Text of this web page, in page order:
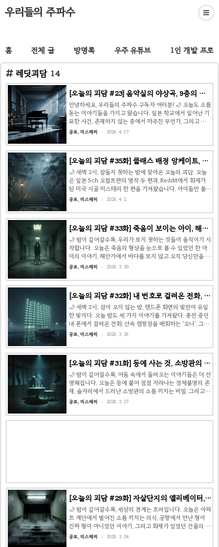
우리들의 주파수
홈 전체 글 방명록 우주 유튜브 1인 개발 프로
레딧괴담 14
[오늘의 괴담 #23] 음악실의 야상곡, 9층의 비
밀, 그리고 죽은 남편의 메시지 👻
안녕하세요, 우리들의 주파수 구독자 여러분! 🌙 오늘도 소름
돋는 이야기들을 가지고 왔습니다. 일본 학교에서 일어난 기
묘한 사건, 존재하지 않는 층에서 마주친 무언가, 그리고 세
상을 떠난 남편에게서 온 마지막 경고까지. 불 꺼진 방에서
음악실의 야상곡출처: 일본 학교 오컬트 체험담 (5ch 불가사
그날은 2학기 발표회를 이틀 앞둔 늦은 저녁이었습니다. 학
교에 남아 다음 날 수업 준비를 마치고, 3층 음악실에 악보를
두고 온 것을 깨달았습니다. 복도는 이미 불이 꺼진 상태였
고, 비상구 표시등의 희미한 붉은빛만이 바닥을 비추고 있었
습니다. 음악실 문 앞에 다가섰을 때였습니다. 안에서..
공포, 미스테리 2026. 4. 17.
[오늘의 괴담 #35화] 클래스 배정 앙케이트, 옥
수수밭의 실종, 그리고 킨킨상 👻
🌙 새벽 2시, 잠들지 못하는 밤에 찾아온 오늘의 괴담. 오늘
은 일본 5ch 오컬트판의 명작 두 편과, Reddit에서 화제가
된 미국 시골 미스테리 한 편을 가져왔습니다. 아이들만 볼
수 있는 존재, 어린 시절의 치명적 선택, 그리고 옥수수밭에
기 1: 킨킨상 — 아이들에게만 보이는 존재 (5ch 洒落怖) 유
상'이라는 존재를 보고 있었다. 말로 설명하기 어려운 존재였
는데, 유치원생 정도로 보이지만 분명히 사람은 아니었다. 아
이들은 매일 킨킨상과 놀았다고 했고, 보이는 아이들끼리는
자연스럽게 이야기를 나눴다. 나는 킨킨상이 보이지 않는 쪽
이었다. 어느 날, 보이는 아이들이 나에게 물었다..
공포, 미스테리 2026. 4. 2.
[오늘의 괴담 #33화] 죽음이 보이는 아이, 해안
가의 시선, 그리고 2층의 대답 👻
🌙 밤이 깊어갈수록, 우리가 보지 못하는 것들이 움직이기 시
작합니다. 오늘은 죽음의 형상을 눈으로 볼 수 있었던 한 아
이의 이야기, 해안가에서 바다를 보지 않고 오직 당신만을 응
시하던 사람들, 그리고 엄마를 불렀더니 2층에서 대답한 '그
아이 처음 만난 건 초등학교 2학년 때였다. 학교 급식 시간,
"그 땅콩버터 크래커, 스타버스트랑 바꿀래?" 하고 물었다.
나는 기꺼이 교환했다. 그런데 그 아이가 내 크래커를 한 입
베어 물자마자, 비명이 터졌다. 아이는 바닥에 쓰러져 벌레처
럼 몸을 뒤틀었다. 부풀어 오르는 볼, 새빨갛게 변하는 목. 선
생님이 소리쳤다. "세상에, 이 아이 땅콩 알레..
공포, 미스테리 2026. 3. 30.
[오늘의 괴담 #32화] 내 번호로 걸려온 전화, 캠
핑장의 오니, 그리고 건물에서 나오지 않는 아
내 👻
🌙 새벽 2시. 잠이 오지 않는 밤, 핸드폰 화면의 빛만이 유일
한 빛이다. 오늘 밤도 세 가지 이야기를 가져왔다. 충전 중인
내 폰에서 걸려온 전화, 산속 캠핑장을 배회하는 '오니', 그리
고 48시간째 건물에서 나오지 않는 아내의 이야기. 읽기 전
걸려온 전화 집에서 혼자 게임을 하고 있었을 때의 일이다.
내 핸드폰 번호였다. 그때 내 핸드폰은 바로 옆 방에서 충전
중이었다. 뭔가 안 좋은 예감이 들어서 전화를 받지 않았다.
전화는 몇 번 울리다 끊겼다. 그 뒤로 가끔 생각한다. 그때 전
화를 받았다면, 누가 말했을까. 핸드폰을 가지러 방에 갔다
면, 무슨 일이 일어났을까. 지금..
공포, 미스테리 2026. 3. 29.
[오늘의 괴담 #31화] 등에 사는 것, 소방관의 비
밀, 그리고 복붙된 글의 살인범 👻
🌙 밤이 깊어질수록, 어둠 속에서 들려오는 이야기들은 더 선
명해집니다. 오늘은 등에 붙어 점점 자라나는 정체불명의 존
재, 술자리에서 드러난 소방관의 소름 끼치는 비밀, 그리고
인터넷에 퍼진 글의 진짜 작성자를 찾는 살인범의 이야기를
적이었다. 뒷마당 흙을 파며 놀다가, 진흙 묻은 돌 밑에서 작
공포, 미스테리 2026. 3. 27.
[오늘의 괴담 #29화] 자살단지의 엘리베이터,
병원에서 걸려온 형의 전화, 그리고 바 안의 공
중전화 👻
🌙 밤이 깊어갈수록, 세상의 경계는 흐려집니다. 오늘은 아파
트 계단에서 벌어진 소름 끼치는 의식, 공항에서 만난 형이
진짜 형이 아니었던 이야기, 그리고 화재가 있었던 건물의 공
중전화에 얽힌 일본 괴담까지. 세 편의 이야기를 들려드리겠
공포, 미스테리 2026. 3. 24.